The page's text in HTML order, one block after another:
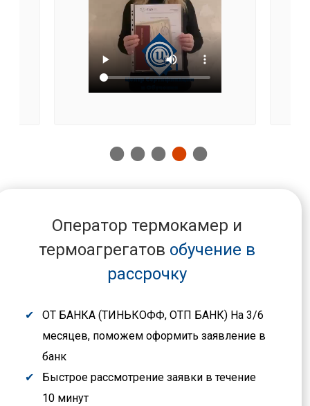
Оператор термокамер и
термоагрегатов обучение в
рассрочку
ОТ БАНКА (ТИНЬКОФФ, ОТП БАНК) На 3/6
месяцев, поможем оформить заявление в
банк
Быстрое рассмотрение заявки в течение
10 минут